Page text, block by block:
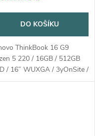
DO KOŠÍKU
ThinkBook 16 G9
5 220 / 16GB / 512GB
/ 16” WUXGA / 3yOnSite /
Pro / šedá